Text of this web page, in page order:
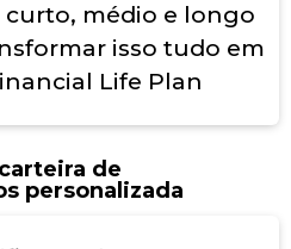
curto, médio e longo
isso tudo em
Life Plan
de
personalizada